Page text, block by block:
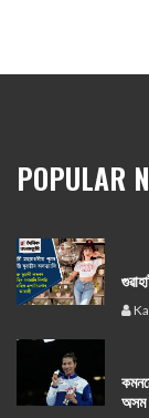
POPULAR
অসম